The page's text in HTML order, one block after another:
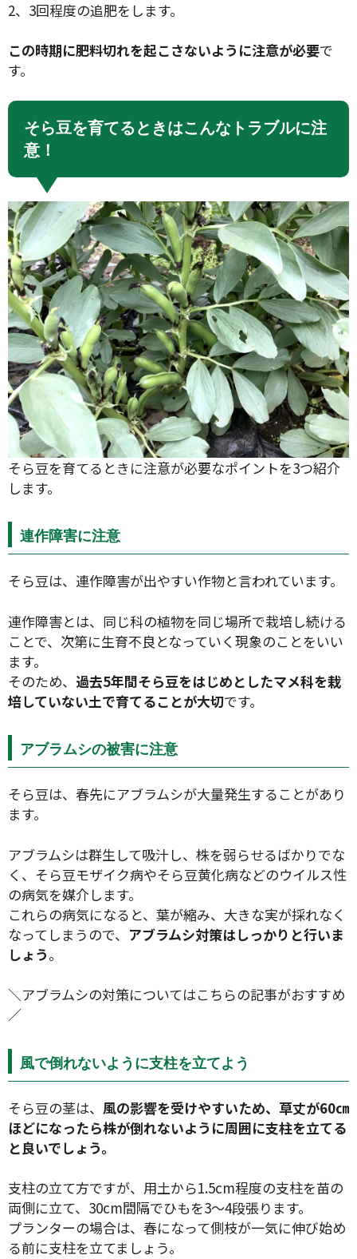
検索
2、3回程度の追肥をします。
この時期に肥料切れを起こさないように注意が必要で
す。
そら豆を育てるときはこんなトラブルに注
意！
そら豆を育てるときに注意が必要なポイントを3つ紹介
します。
連作障害に注意
そら豆は、連作障害が出やすい作物と言われています。
連作障害とは、同じ科の植物を同じ場所で栽培し続ける
ことで、次第に生育不良となっていく現象のことをいい
ます。
そのため、 過去5年間そら豆をはじめとしたマメ科を栽
培していない土で育てることが大切です。
アブラムシの被害に注意
そら豆は、春先にアブラムシが大量発生することがあり
ます。
アブラムシは群生して吸汁し、株を弱らせるばかりでな
く、そら豆モザイク病やそら豆黄化病などのウイルス性
の病気を媒介します。
これらの病気になると、葉が縮み、大きな実が採れなく
なってしまうので、 アブラムシ対策はしっかりと行いま
しょう。
＼アブラムシの対策についてはこちらの記事がおすすめ
／
風で倒れないように支柱を立てよう
そら豆の茎は、 風の影響を受けやすいため、草丈が60㎝
ほどになったら株が倒れないように周囲に支柱を立てる
と良いでしょう。
支柱の立て方ですが、用土から1.5cm程度の支柱を苗の
両側に立て、30cm間隔でひもを3〜4段張ります。
プランターの場合は、春になって側枝が一気に伸び始め
る前に支柱を立てましょう。